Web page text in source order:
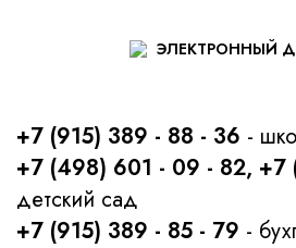
ЭЛЕКТРОННЫЙ
+7 (915) 389 - 88 - 36 -
+7 (498) 601 - 09 - 82, +7
детский сад
+7 (915) 389 - 85 - 79 -